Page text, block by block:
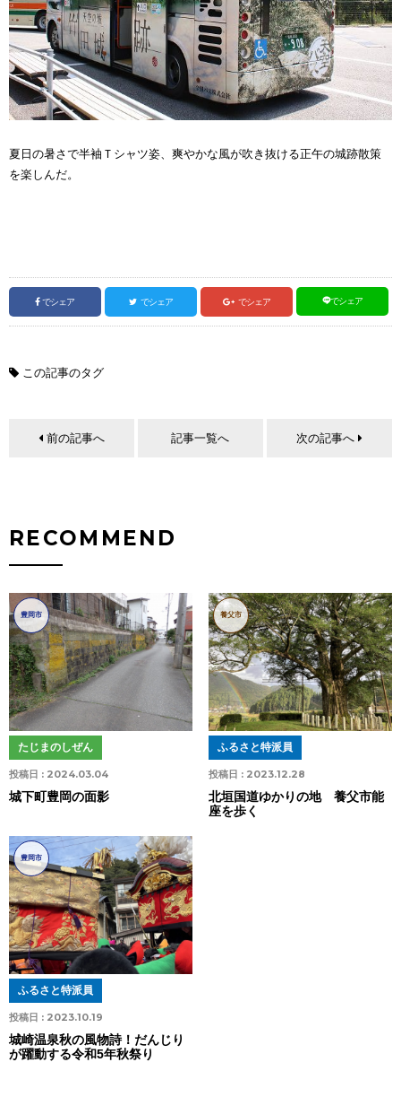
夏日の暑さで半袖Ｔシャツ姿、爽やかな風が吹き抜ける正午の城跡散策
を楽しんだ。
でシェア でシェア でシェア でシェア
この記事のタグ
前の記事へ 記事一覧へ 次の記事へ
RECOMMEND
豊岡市
投稿日 : 2024.03.04
たじまのしぜん
城下町豊岡の面影
養父市
投稿日 : 2023.12.28
ふるさと特派員
北垣国道ゆかりの地 養父市能
座を歩く
豊岡市
投稿日 : 2023.10.19
ふるさと特派員
城崎温泉秋の風物詩！だんじり
が躍動する令和5年秋祭り